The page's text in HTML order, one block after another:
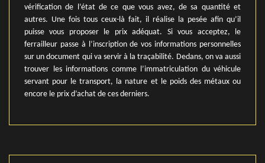
vérification de l’état de ce que vous avez, de sa quantité et
autres. Une fois tous ceux-là fait, il réalise la pesée afin qu’il
puisse vous proposer le prix adéquat. Si vous acceptez, le
ferrailleur passe à l’inscription de vos informations personnelles
sur un document qui va servir à la traçabilité. Dedans, on va aussi
trouver les informations comme l’immatriculation du véhicule
servant pour le transport, la nature et le poids des métaux ou
encore le prix d’achat de ces derniers.